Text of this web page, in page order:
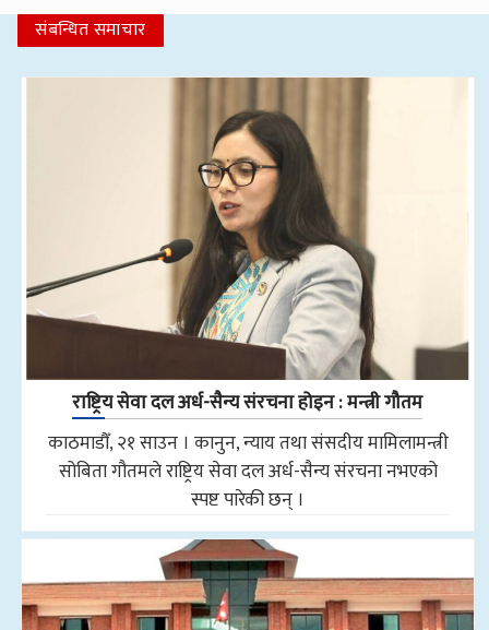
संबन्धित समाचार
राष्ट्रिय सेवा दल अर्ध-सैन्य संरचना होइन : मन्त्री गौतम
काठमाडौँ, २१ साउन । कानुन, न्याय तथा संसदीय मामिलामन्त्री
सोबिता गौतमले राष्ट्रिय सेवा दल अर्ध-सैन्य संरचना नभएको
स्पष्ट पारेकी छन् ।